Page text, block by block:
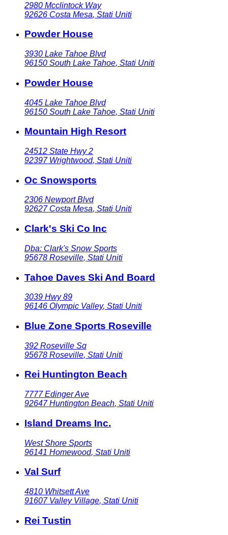
2980 Mcclintock Way
92626 Costa Mesa, Stati Uniti
Powder House
3930 Lake Tahoe Blvd
96150 South Lake Tahoe, Stati Uniti
Powder House
4045 Lake Tahoe Blvd
96150 South Lake Tahoe, Stati Uniti
Mountain High Resort
24512 State Hwy 2
92397 Wrightwood, Stati Uniti
Oc Snowsports
2306 Newport Blvd
92627 Costa Mesa, Stati Uniti
Clark's Ski Co Inc
Dba: Clark's Snow Sports
95678 Roseville, Stati Uniti
Tahoe Daves Ski And Board
3039 Hwy 89
96146 Olympic Valley, Stati Uniti
Blue Zone Sports Roseville
392 Roseville Sq
95678 Roseville, Stati Uniti
Rei Huntington Beach
7777 Edinger Ave
92647 Huntington Beach, Stati Uniti
Island Dreams Inc.
West Shore Sports
96141 Homewood, Stati Uniti
Val Surf
4810 Whitsett Ave
91607 Valley Village, Stati Uniti
Rei Tustin